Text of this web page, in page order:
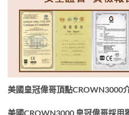
美國皇冠偉哥頂點CROWN3000
美國CROWN3000 皇冠偉哥採用